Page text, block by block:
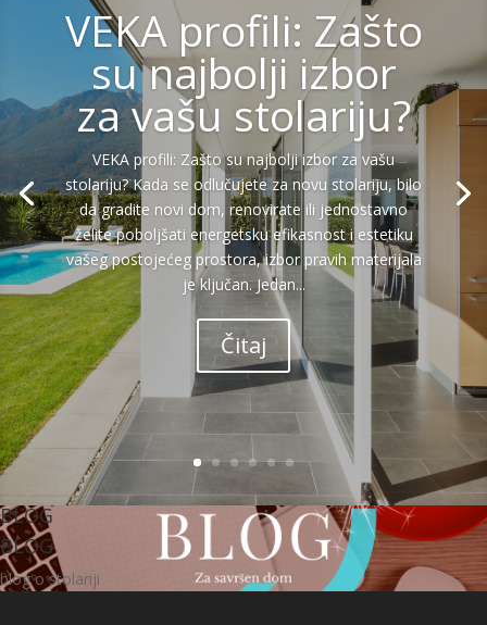
VEKA profili: Zašto
su najbolji izbor
za vašu stolariju?
VEKA profili: Zašto su najbolji izbor za vašu
stolariju? Kada se odlučujete za novu stolariju, bilo
da gradite novi dom, renovirate ili jednostavno
želite poboljšati energetsku efikasnost i estetiku
vašeg postojećeg prostora, izbor pravih materijala
je ključan. Jedan...
Čitaj
BLOG
BLOG
blog o stolariji